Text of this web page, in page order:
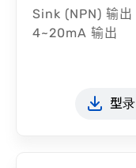
Sink (NPN) 输出
4~20mA 输出
型录